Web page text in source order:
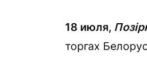
18 июля,
торгах